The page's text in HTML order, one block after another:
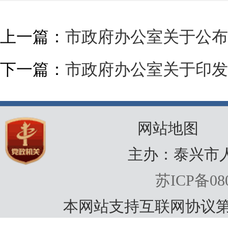
上一篇： 市政府办公室关于公
下一篇： 市政府办公室关于印
网站地图
主办：泰兴市
苏ICP备
本网站支持互联网协